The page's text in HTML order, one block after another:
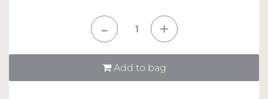
Add to bag